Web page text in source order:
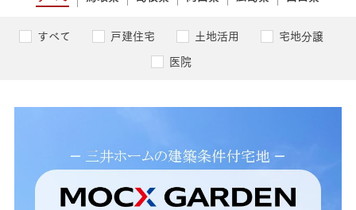
すべて 戸建住宅 土地活用
宅地分譲
医院